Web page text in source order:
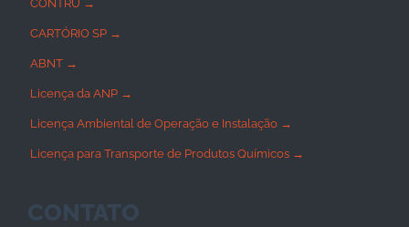
CONTRU →
CARTÓRIO SP →
ABNT →
Licença da ANP →
Licença Ambiental de Operação e Instalação →
Licença para Transporte de Produtos Químicos →
CONTATO